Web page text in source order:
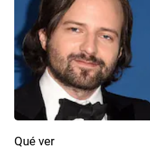
Qué ver